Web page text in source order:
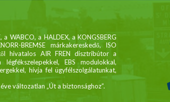
WABCO, a HALDEX, a KONGSBERG
BREMSE márkakereskedő, ISO
hivatalos AIR FREN disztribútor a
EBS modulokkal,
hívja fel ügyfélszolgálatunkat,
változatlan „Út a biztonsághoz”.